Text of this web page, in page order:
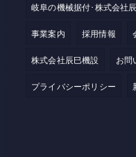
岐阜の機械据付･株式会社
事業案内 採用情報
株式会社辰巳機設 お問
プライバシーポリシー